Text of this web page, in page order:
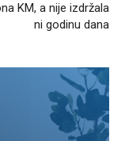
KM, a nije izdržala
ni godinu dana